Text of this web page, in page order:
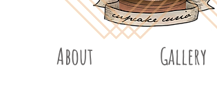
About Gallery